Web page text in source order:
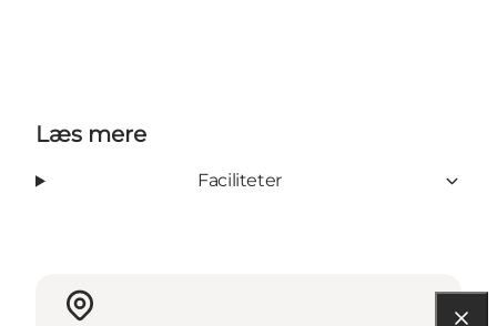
Læs mere
Faciliteter